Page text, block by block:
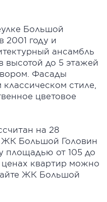
Большой
2001 году и
ансамбль
высотой до 5 этажей
Фасады
стиле,
цветовое
на 28
ЖК Большой Головин
площадью от 105 до
квартир можно
ЖК Большой